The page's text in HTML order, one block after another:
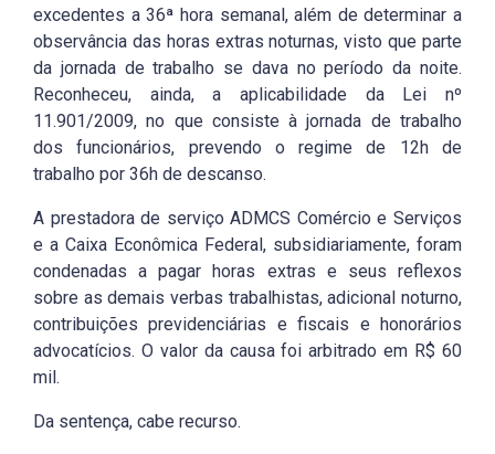
excedentes a 36ª hora semanal, além de determinar a
observância das horas extras noturnas, visto que parte
da jornada de trabalho se dava no período da noite.
Reconheceu, ainda, a aplicabilidade da Lei nº
11.901/2009, no que consiste à jornada de trabalho
dos funcionários, prevendo o regime de 12h de
trabalho por 36h de descanso.
A prestadora de serviço ADMCS Comércio e Serviços
e a Caixa Econômica Federal, subsidiariamente, foram
condenadas a pagar horas extras e seus reflexos
sobre as demais verbas trabalhistas, adicional noturno,
contribuições previdenciárias e fiscais e honorários
advocatícios. O valor da causa foi arbitrado em R$ 60
mil.
Da sentença, cabe recurso.